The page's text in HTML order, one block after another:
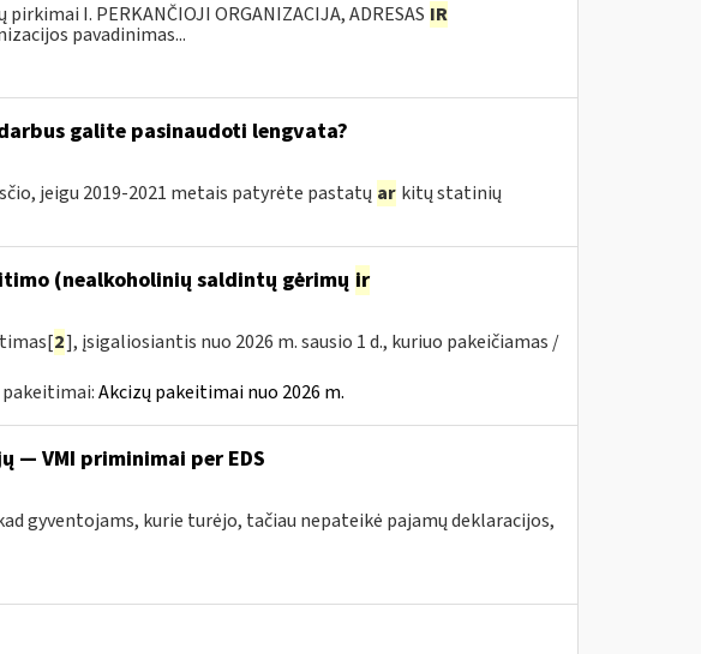
pirkimai I. PERKANČIOJI ORGANIZACIJA, ADRESAS IR
pavadinimas...
galite pasinaudoti lengvata?
jeigu 2019-2021 metais patyrėte pastatų ar kitų statinių
(nealkoholinių saldintų gėrimų ir
2], įsigaliosiantis nuo 2026 m. sausio 1 d., kuriuo pakeičiamas /
Akcizų pakeitimai nuo 2026 m.
— VMI priminimai per EDS
gyventojams, kurie turėjo, tačiau nepateikė pajamų deklaracijos,